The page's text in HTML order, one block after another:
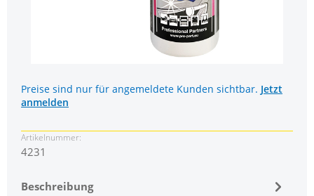
Preise sind nur für angemeldete Kunden sichtbar. Jetzt
anmelden
Artikelnummer:
4231
Beschreibung